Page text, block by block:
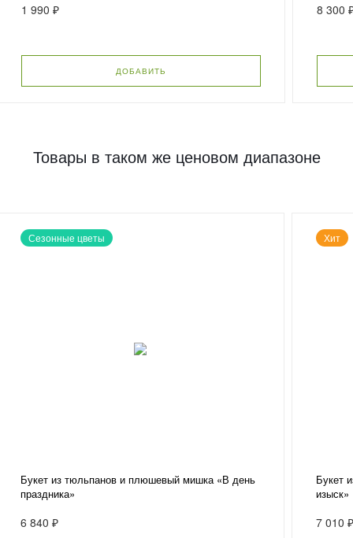
1 990 ₽
ДОБАВИТЬ
8 300
Товары в таком же ценовом диапазоне
Сезонные цветы
Букет из тюльпанов и плюшевый мишка «В день
праздника»
6 840 ₽
Хит
Букет
изыск»
7 010